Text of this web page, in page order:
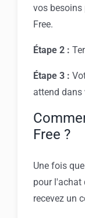
vos
Free.
Étape 2 :
Étape 3 :
attend dans
Free ?
Une fois
pour l'achat
recevez un